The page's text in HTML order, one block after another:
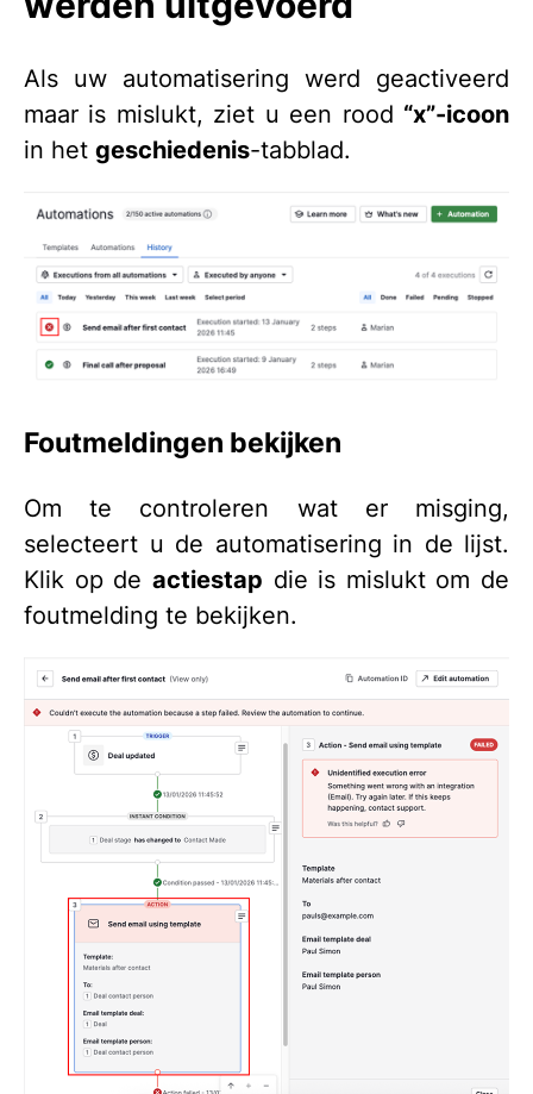
Als uw automatisering werd geactiveerd
maar is mislukt, ziet u een rood “x”-icoon
in het geschiedenis-tabblad.
Foutmeldingen bekijken
Om te controleren wat er misging,
selecteert u de automatisering in de lijst.
Klik op de actiestap die is mislukt om de
foutmelding te bekijken.